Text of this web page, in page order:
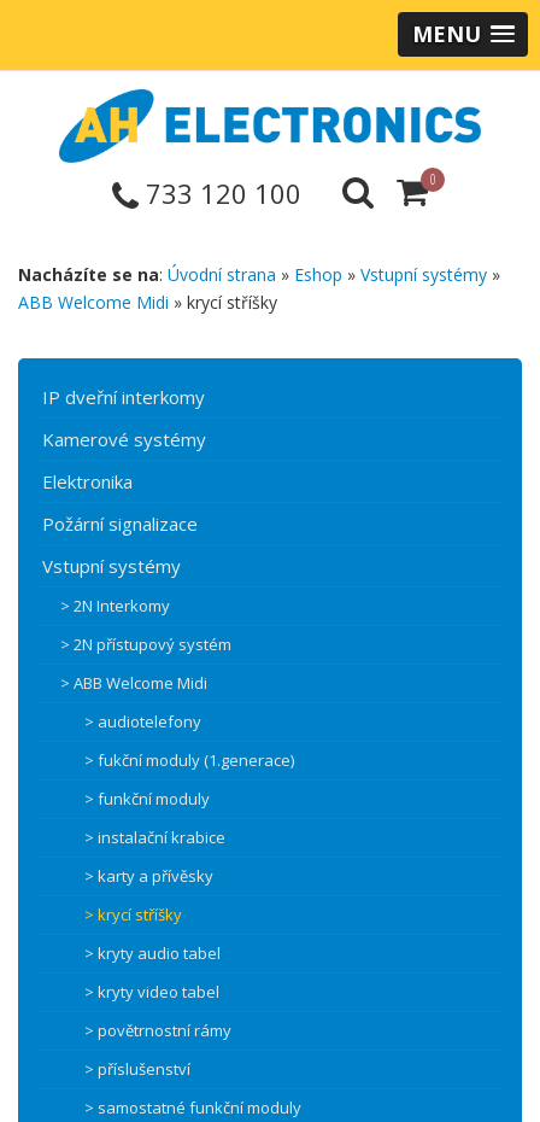
MENU
733 120 100 0
Nacházíte se na: Úvodní strana » Eshop » Vstupní systémy »
ABB Welcome Midi » krycí stříšky
IP dveřní interkomy
Kamerové systémy
Elektronika
Požární signalizace
Vstupní systémy
> 2N Interkomy
> 2N přístupový systém
> ABB Welcome Midi
> audiotelefony
> fukční moduly (1.generace)
> funkční moduly
> instalační krabice
> karty a přívěsky
> krycí stříšky
> kryty audio tabel
> kryty video tabel
> povětrnostní rámy
> příslušenství
> samostatné funkční moduly